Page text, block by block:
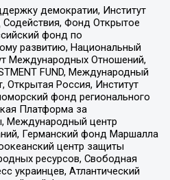
демократии, Институт
Фонд Открытое
фонд по
развитию, Национальный
Международных Отношений,
FUND, Международный
Открытая Россия, Институт
фонд регионального
Платформа за
Международный центр
Германский фонд Маршалла
центр защиты
ресурсов, Свободная
украинцев, Атлантический